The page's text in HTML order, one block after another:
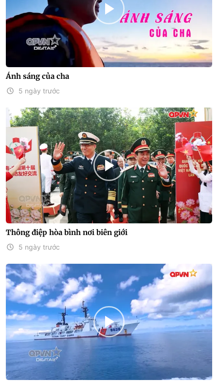
Ánh sáng của cha
5 ngày trước
Thông điệp hòa bình nơi biên giới
5 ngày trước